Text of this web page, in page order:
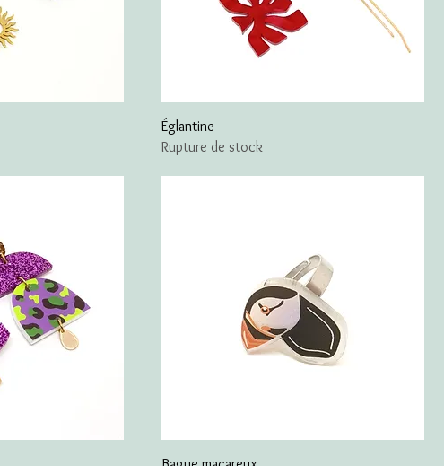
Églantine
Rupture de stock